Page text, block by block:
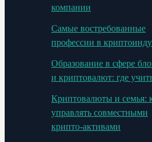
компании
Самые востребованные
профессии в
Образование в сфере
и криптовалют: где
Криптовалюты и семья:
управлять совместными
крипто-активами